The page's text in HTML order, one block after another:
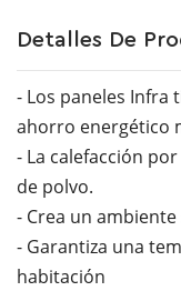
Detalles De
- Los paneles Infra
ahorro energético
- La calefacción
de polvo.
- Crea un
- Garantiza una
habitación